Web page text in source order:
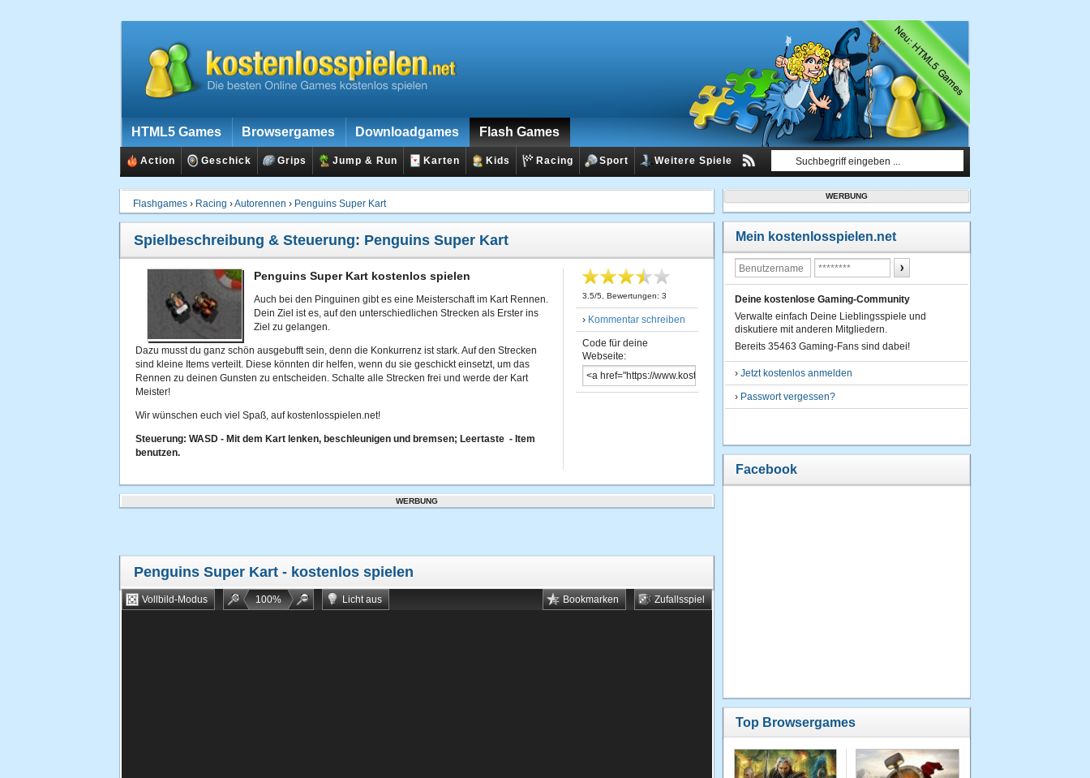
HTML5 Games Browsergames Downloadgames Flash Games
Action Geschick Grips Jump & Run Karten Kids Racing Sport Weitere Spiele
Flashgames › Racing ›Autorennen › Penguins Super Kart
Spielbeschreibung & Steuerung: Penguins Super Kart
Penguins Super Kart kostenlos spielen
Auch bei den Pinguinen gibt es eine Meisterschaft im Kart Rennen.
Dein Ziel ist es, auf den unterschiedlichen Strecken als Erster ins
Ziel zu gelangen.
Dazu musst du ganz schön ausgebufft sein, denn die Konkurrenz ist stark. Auf den Strecken
sind kleine Items verteilt. Diese könnten dir helfen, wenn du sie geschickt einsetzt, um das
Rennen zu deinen Gunsten zu entscheiden. Schalte alle Strecken frei und werde der Kart
Meister!
Wir wünschen euch viel Spaß, auf kostenlosspielen.net!
Steuerung: WASD - Mit dem Kart lenken, beschleunigen und bremsen; Leertaste - Item
benutzen.
3.5/5 , Bewertungen: 3
› Kommentar schreiben
Code für deine
Webseite:
WERBUNG
Penguins Super Kart - kostenlos spielen
Vollbild-Modus 100% Licht aus Zufallsspiel
Bookmarken
WERBUNG
Mein kostenlosspielen.net
Deine kostenlose Gaming-Community
Verwalte einfach Deine Lieblingsspiele und
diskutiere mit anderen Mitgliedern.
Bereits 35463 Gaming-Fans sind dabei!
› Jetzt kostenlos anmelden
› Passwort vergessen?
Facebook
Top Browsergames